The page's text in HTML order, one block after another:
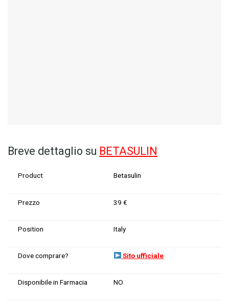
Breve dettaglio su BETASULIN
Product Betasulin
Prezzo 39 €
Position Italy
Dove comprare? Sito ufficiale
Disponibile in Farmacia NO